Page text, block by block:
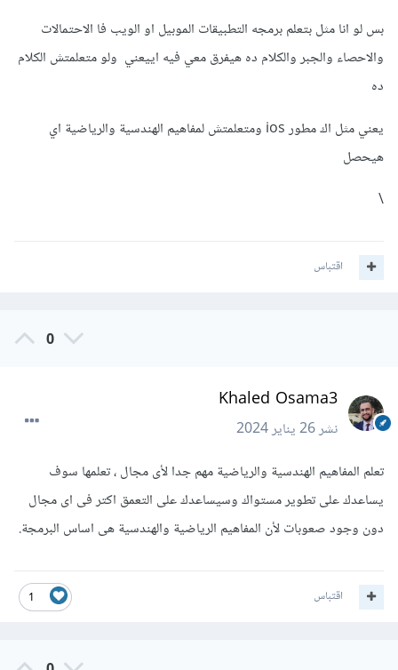
بس لو انا مثل بتعلم برمجه التطبيقات الموبيل او الويب فا الاحتمالات
والاحصاء والجبر والكلام ده هيفرق معي فيه اييعني ولو متعلمتش الكلام
ده
يعني مثل اك مطور ios ومتعلمتش لمفاهيم الهندسية والرياضية اي
هيحصل
\
اقتباس
0
Khaled Osama3
نشر26 يناير 2024
تعلم المفاهيم الهندسية والرياضية مهم جدا لأى مجال ، تعلمها سوف
يساعدك على تطوير مستواك وسيساعدك على التعمق اكتر فى اى مجال
دون وجود صعوبات لأن المفاهيم الرياضية والهندسية هى اساس البرمجة.
1 اقتباس